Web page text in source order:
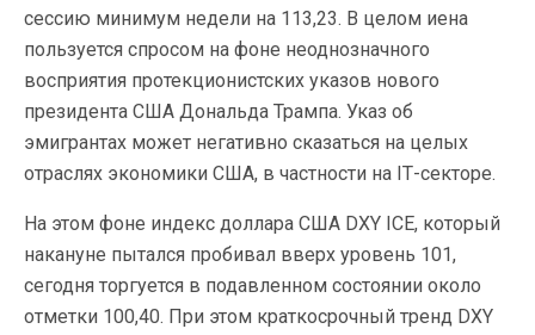
сессию минимум недели на 113,23. В целом иена
пользуется спросом на фоне неоднозначного
восприятия протекционистских указов нового
президента США Дональда Трампа. Указ об
эмигрантах может негативно сказаться на целых
отраслях экономики США, в частности на IT-секторе.
На этом фоне индекс доллара США DXY ICE, который
накануне пытался пробивал вверх уровень 101,
сегодня торгуется в подавленном состоянии около
отметки 100,40. При этом краткосрочный тренд DXY